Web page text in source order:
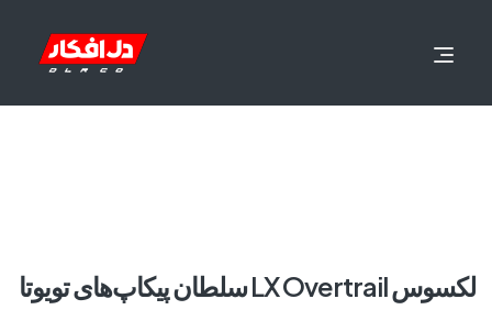
لکسوس LX Overtrail سلطان پیکاپ‌های تویوتا